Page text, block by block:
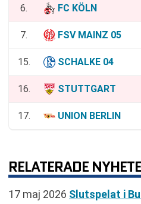
6. FC KÖLN
7. FSV MAINZ 05
15. SCHALKE 04
16. STUTTGART
17. UNION BERLIN
RELATERADE
17 maj 2026 Slutspelat i